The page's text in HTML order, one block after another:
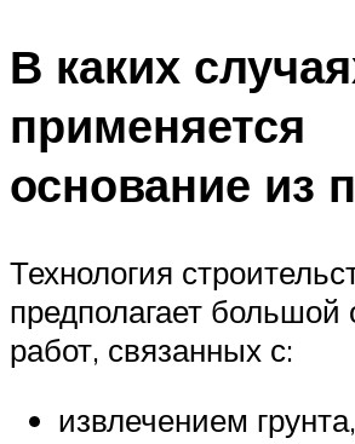
В каких
применяется
основание из
Технология
предполагает большой
работ, связанных с:
извлечением грунта,